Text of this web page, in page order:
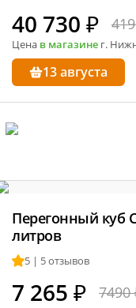
40 730 ₽
Цена в магазине г.
13 августа
Перегонный куб
литров
5 | 5 отзывов
7 265 ₽ 7490